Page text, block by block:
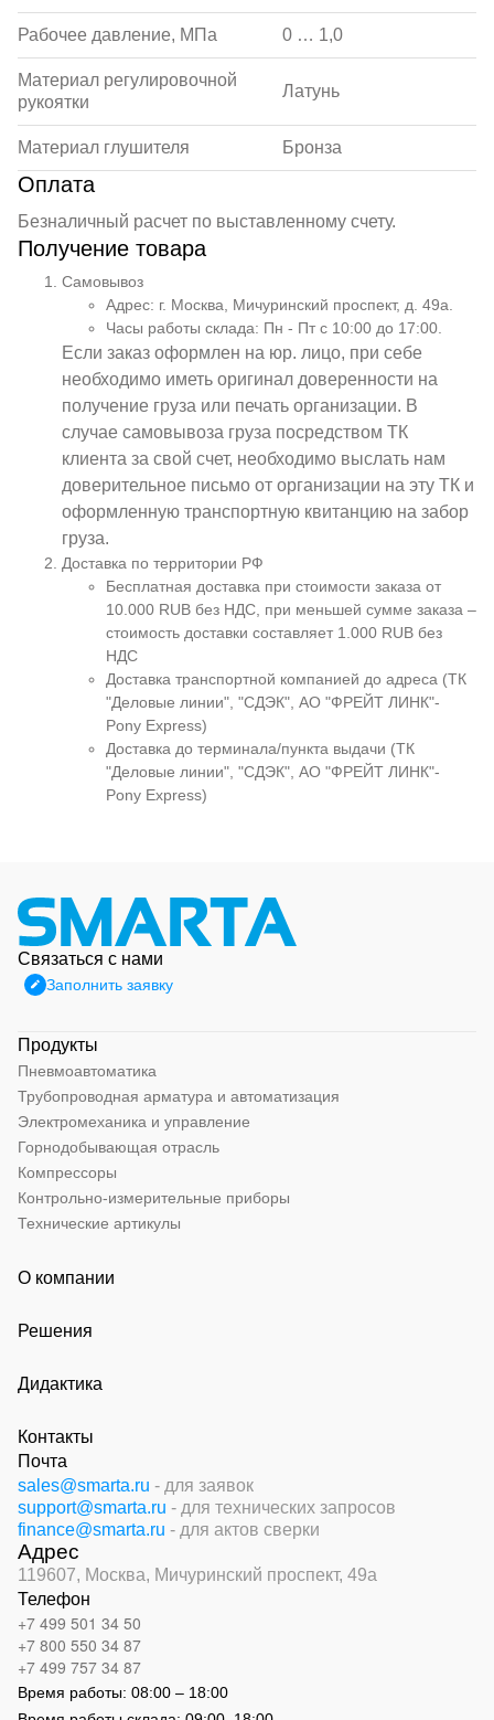
Рабочее давление, МПа 0 … 1,0
Материал регулировочной
рукоятки
Латунь
Материал глушителя Бронза
Оплата
Безналичный расчет по выставленному счету.
Получение товара
Самовывоз
Адрес: г. Москва, Мичуринский проспект, д. 49а.
Часы работы склада: Пн - Пт с 10:00 до 17:00.
Если заказ оформлен на юр. лицо, при себе
необходимо иметь оригинал доверенности на
получение груза или печать организации. В
случае самовывоза груза посредством ТК
клиента за свой счет, необходимо выслать нам
доверительное письмо от организации на эту ТК и
оформленную транспортную квитанцию на забор
груза.
Доставка по территории РФ
Бесплатная доставка при стоимости заказа от
10.000 RUB без НДС, при меньшей сумме заказа –
стоимость доставки составляет 1.000 RUB без
НДС
Доставка транспортной компанией до адреса (ТК
"Деловые линии", "СДЭК", АО "ФРЕЙТ ЛИНК"-
Pony Express)
Доставка до терминала/пункта выдачи (ТК
"Деловые линии", "СДЭК", АО "ФРЕЙТ ЛИНК"-
Pony Express)
Связаться с нами
Заполнить заявку
Продукты
Пневмоавтоматика
Трубопроводная арматура и автоматизация
Электромеханика и управление
Горнодобывающая отрасль
Компрессоры
Контрольно-измерительные приборы
Технические артикулы
О компании
Решения
Дидактика
Контакты
Почта
sales@smarta.ru - для заявок
support@smarta.ru - для технических запросов
finance@smarta.ru - для актов сверки
Адрес
119607, Москва, Мичуринский проспект, 49а
Телефон
+7 499 501 34 50
+7 800 550 34 87
+7 499 757 34 87
Время работы: 08:00 – 18:00